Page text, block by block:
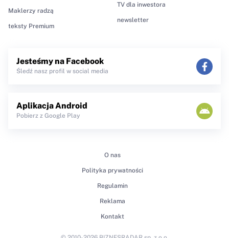
Maklerzy radzą
teksty Premium
TV dla inwestora
newsletter
Jesteśmy na Facebook
Śledź nasz profil w social media
Aplikacja Android
Pobierz z Google Play
O nas
Polityka prywatności
Regulamin
Reklama
Kontakt